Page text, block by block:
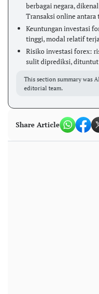
berbagai negara,
Transaksi online
Keuntungan investasi
tinggi, modal relatif
Risiko investasi forex:
sulit diprediksi,
This section summary was
editorial team.
Share Article